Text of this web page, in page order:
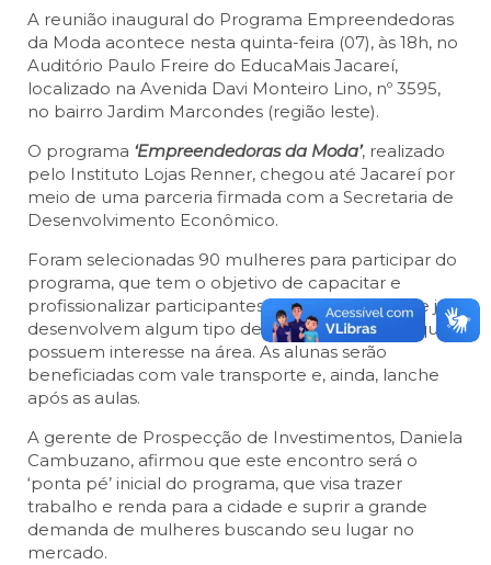
A reunião inaugural do Programa Empreendedoras
da Moda acontece nesta quinta-feira (07), às 18h, no
Auditório Paulo Freire do EducaMais Jacareí,
localizado na Avenida Davi Monteiro Lino, nº 3595,
no bairro Jardim Marcondes (região leste).
O programa ‘Empreendedoras da Moda’, realizado
pelo Instituto Lojas Renner, chegou até Jacareí por
meio de uma parceria firmada com a Secretaria de
Desenvolvimento Econômico.
Foram selecionadas 90 mulheres para participar do
programa, que tem o objetivo de capacitar e
profissionalizar participantes de baixa renda que já
desenvolvem algum tipo de atividade têxtil ou que
possuem interesse na área. As alunas serão
beneficiadas com vale transporte e, ainda, lanche
após as aulas.
A gerente de Prospecção de Investimentos, Daniela
Cambuzano, afirmou que este encontro será o
‘ponta pé’ inicial do programa, que visa trazer
trabalho e renda para a cidade e suprir a grande
demanda de mulheres buscando seu lugar no
mercado.